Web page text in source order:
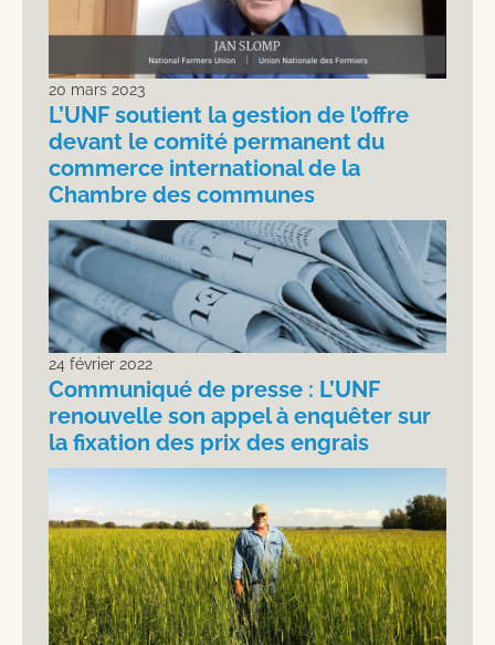
20 mars 2023
L’UNF soutient la gestion de l’offre
devant le comité permanent du
commerce international de la
Chambre des communes
24 février 2022
Communiqué de presse : L’UNF
renouvelle son appel à enquêter sur
la fixation des prix des engrais